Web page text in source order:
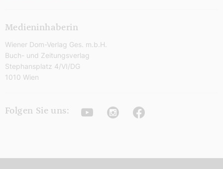
Medieninhaberin
Wiener Dom-Verlag Ges. m.b.H.
Buch- und Zeitungsverlag
Stephansplatz 4/VI/DG
1010 Wien
Folgen Sie uns: YoutubeInstagramFacebook